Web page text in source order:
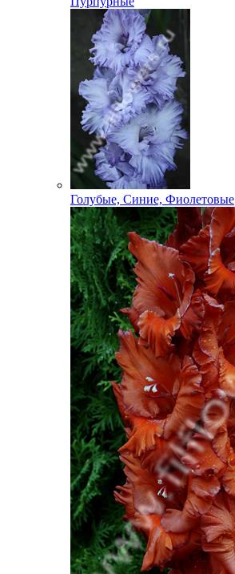
Голубые, Синие, Фиолетовые